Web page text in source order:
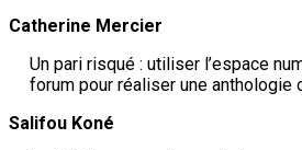
Catherine Mercier
Un pari risqué : utiliser l’espace
forum pour réaliser une anthologie
Salifou Koné